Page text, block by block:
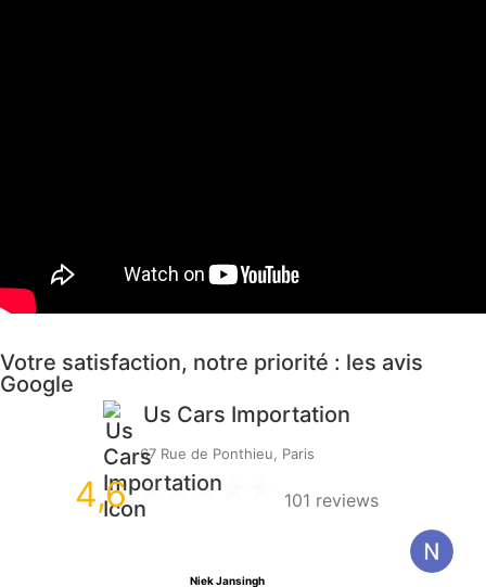
Votre satisfaction, notre priorité : les avis
Google
Us Cars Importation
67 Rue de Ponthieu, Paris
4,6 101 reviews
Niek Jansingh